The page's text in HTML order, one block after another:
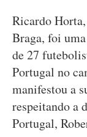
Ricardo
Braga, foi
de 27
Portugal no
manifestou a
respeitando a
Portugal,